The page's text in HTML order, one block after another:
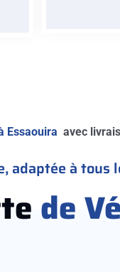
Essaouira avec
adaptée à tous
de